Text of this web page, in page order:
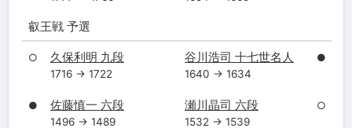
叡王戦 予選
○ 久保利明 九段
1716 → 1722
谷川浩司 十七世名人
1640 → 1634
●
● 佐藤慎一 六段
1496 → 1489
瀬川晶司 六段
1532 → 1539
○